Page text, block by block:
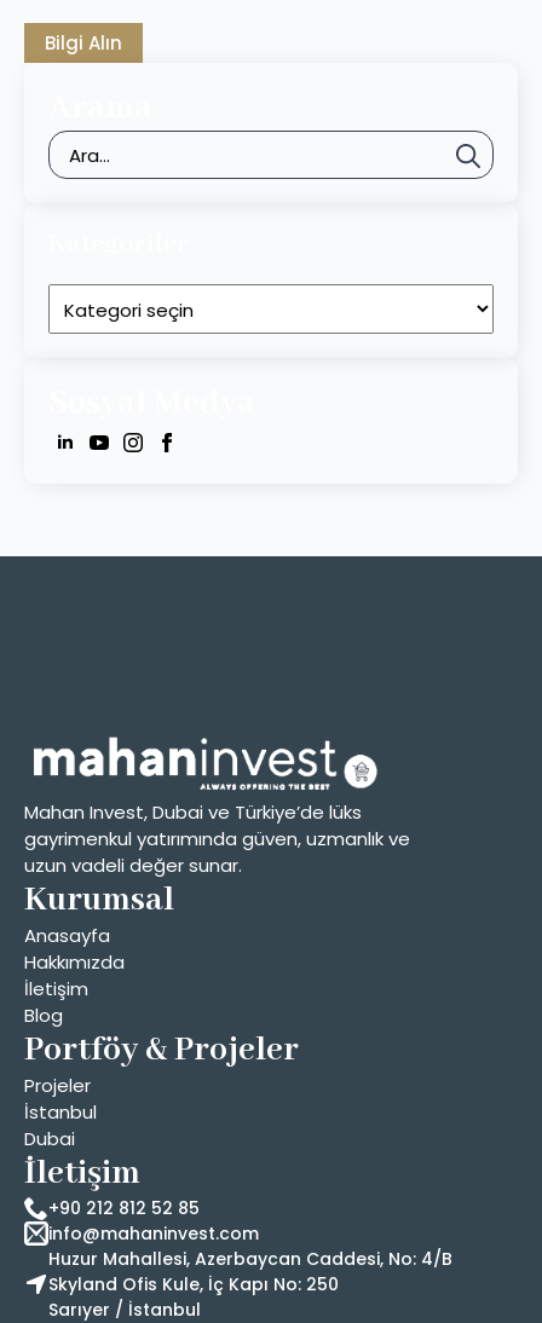
Bilgi Alın
for:
Mahan Invest, Dubai ve Türkiye’de lüks
gayrimenkul yatırımında güven, uzmanlık ve
uzun vadeli değer sunar.
Kurumsal
Anasayfa
Hakkımızda
İletişim
Blog
Portföy & Projeler
Projeler
İstanbul
Dubai
İletişim
+90 212 812 52 85
info@mahaninvest.com
Huzur Mahallesi, Azerbaycan Caddesi, No: 4/B
Skyland Ofis Kule, İç Kapı No: 250
Sarıyer / İstanbul